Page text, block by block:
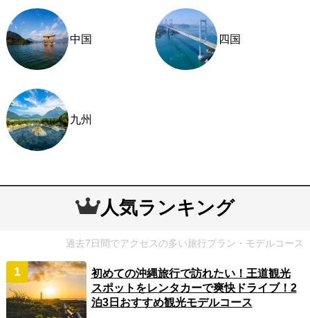
中国 四国
九州
人気ランキング
過去7日間でアクセスの多い旅行プラン・モデルコース
初めての沖縄旅行で訪れたい！王道観光
スポットをレンタカーで爽快ドライブ！2
泊3日おすすめ観光モデルコース